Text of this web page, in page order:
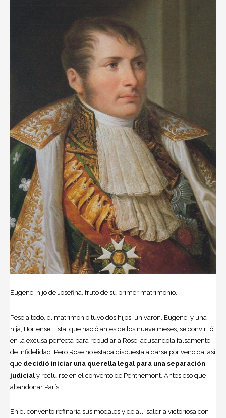
Eugène, hijo de Josefina, fruto de su primer matrimonio.
Pese a todo, el matrimonio tuvo dos hijos, un varón, Eugène, y una
hija, Hortense. Esta, que nació antes de los nueve meses, se convirtió
en la excusa perfecta para repudiar a Rose, acusándola falsamente
de infidelidad. Pero Rose no estaba dispuesta a darse por vencida, así
que decidió iniciar una querella legal para una separación
judicialy recluirse en el convento de Penthémont. Antes eso que
abandonar París.
En el convento refinaría sus modales y de allí saldría victoriosa con